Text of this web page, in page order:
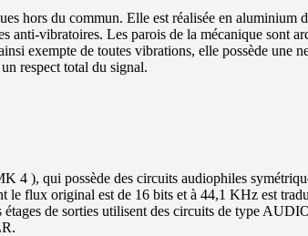
hors du commun. Elle est réalisée en aluminium
anti-vibratoires. Les parois de la mécanique sont
exempte de toutes vibrations, elle possède
respect total du signal.
), qui possède des circuits audiophiles
flux original est de 16 bits et à 44,1 KHz est
de sorties utilisent des circuits de type